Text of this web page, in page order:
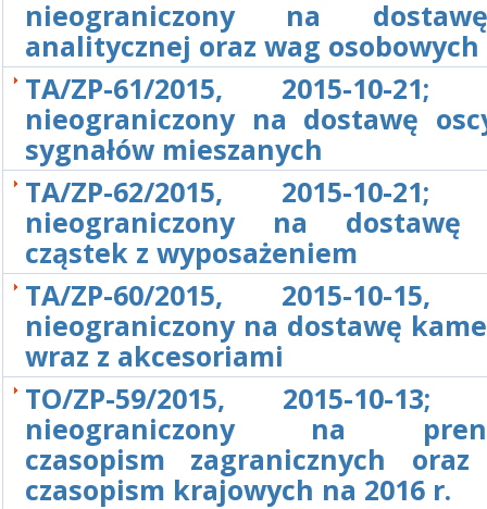
nieograniczony na
analitycznej oraz wag osobowych
TA/ZP-61/2015, 2015-10-21;
nieograniczony na dostawę
sygnałów mieszanych
TA/ZP-62/2015, 2015-10-21;
nieograniczony na dostawę
cząstek z wyposażeniem
TA/ZP-60/2015, 2015-10-15,
nieograniczony na dostawę
wraz z akcesoriami
TO/ZP-59/2015, 2015-10-13;
nieograniczony na
czasopism zagranicznych
czasopism krajowych na 2016 r.